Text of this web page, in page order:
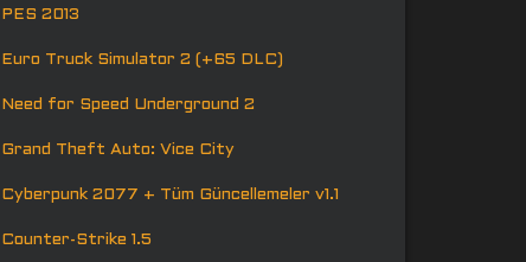
PES 2013
Euro Truck Simulator 2 (+65 DLC)
Need for Speed Underground 2
Grand Theft Auto: Vice City
Cyberpunk 2077 + Tüm Güncellemeler v1.1
Counter-Strike 1.5